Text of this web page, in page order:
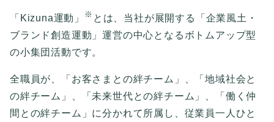
「Kizuna運動」 ※ とは、当社が展開する「企業風土・
ブランド創造運動」運営の中心となるボトムアップ型
の小集団活動です。
全職員が、「お客さまとの絆チーム」、「地域社会と
の絆チーム」、「未来世代との絆チーム」、「働く仲
間との絆チーム」に分かれて所属し、従業員一人ひと